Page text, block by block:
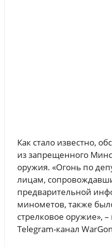
Как стало известно,
из запрещенного
оружия. «Огонь по
лицам,
предварительной
минометов, также
стрелковое оружие»,
Telegram-канал